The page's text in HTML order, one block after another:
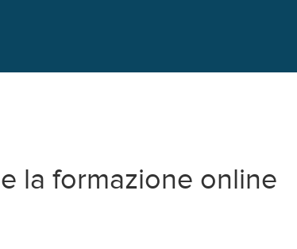
la formazione online